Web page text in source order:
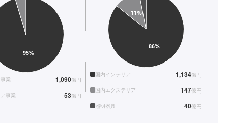
業 1,090億円
事業 53億円
国内インテリア 1,134億円
国内エクステリア 147億円
照明器具 40億円